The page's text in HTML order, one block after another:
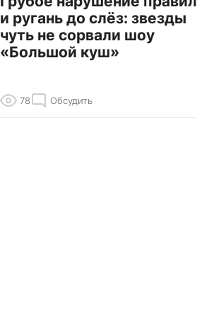
и ругань до слёз: звезды
чуть не сорвали шоу
«Большой куш»
78 Обсудить